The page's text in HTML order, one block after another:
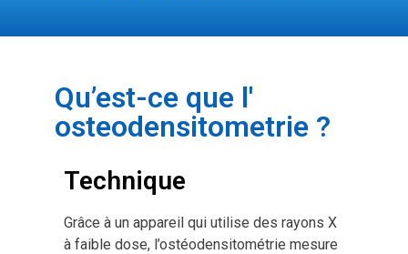
Qu’est-ce que l'
osteodensitometrie ?
Technique
Grâce à un appareil qui utilise des rayons X
à faible dose, l’ostéodensitométrie mesure